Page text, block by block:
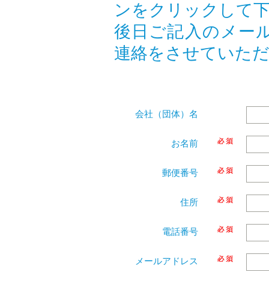
ンをクリックして
後日ご記入のメー
連絡をさせていた
会社（団体）名
お名前
郵便番号
住所
電話番号
メールアドレス